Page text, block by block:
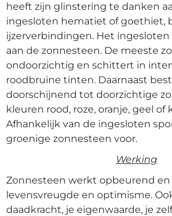
heeft zijn glinstering te danken
ingesloten hematiet of goethiet,
ijzerverbindingen. Het
aan de zonnesteen. De meeste
ondoorzichtig en schittert in
roodbruine tinten. Daarnaast
doorschijnend tot doorzichtige
kleuren rood, roze, oranje, geel of
Afhankelijk van de ingesloten
groenige zonnesteen voor.
Werking
Zonnesteen werkt opbeurend
levensvreugde en optimisme.
daadkracht, je eigenwaarde, je